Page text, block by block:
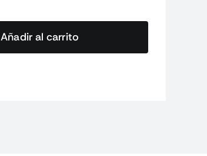
Añadir al carrito